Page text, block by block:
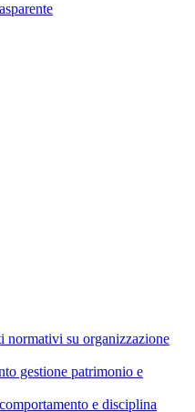
normativi su organizzazione
gestione patrimonio e
e disciplina